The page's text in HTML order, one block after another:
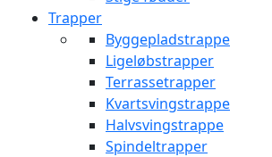
Trapper
Byggepladstrappe
Ligeløbstrapper
Terrassetrapper
Kvartsvingstrappe
Halvsvingstrappe
Spindeltrapper